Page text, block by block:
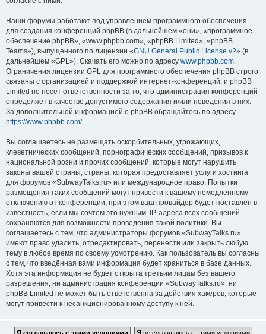
Наши форумы работают под управлением программного обеспечения
для создания конференций phpBB (в дальнейшем «они», «программное
обеспечение phpBB», «www.phpbb.com», «phpBB Limited», «phpBB
Teams»), выпущенного по лицензии «GNU General Public License v2» (в
дальнейшем «GPL»). Скачать его можно по адресу www.phpbb.com.
Ограничения лицензии GPL для программного обеспечения phpBB строго
связаны с организацией и поддержкой интернет-конференций, и phpBB
Limited не несёт ответственности за то, что администрация конференций
определяет в качестве допустимого содержания и/или поведения в них.
За дополнительной информацией о phpBB обращайтесь по адресу
https://www.phpbb.com/.
Вы соглашаетесь не размещать оскорбительных, угрожающих,
клеветнических сообщений, порнографических сообщений, призывов к
национальной розни и прочих сообщений, которые могут нарушить
законы вашей страны, страны, которая предоставляет услуги хостинга
для форумов «SubwayTalks.ru» или международное право. Попытки
размещения таких сообщений могут привести к вашему немедленному
отключению от конференции, при этом ваш провайдер будет поставлен в
известность, если мы сочтём это нужным. IP-адреса всех сообщений
сохраняются для возможности проведения такой политики. Вы
соглашаетесь с тем, что администраторы форумов «SubwayTalks.ru»
имеют право удалить, отредактировать, перенести или закрыть любую
тему в любое время по своему усмотрению. Как пользователь вы согласны
с тем, что введённая вами информация будет храниться в базе данных.
Хотя эта информация не будет открыта третьим лицам без вашего
разрешения, ни администрация конференции «SubwayTalks.ru», ни
phpBB Limited не может быть ответственна за действия хакеров, которые
могут привести к несанкционированному доступу к ней.